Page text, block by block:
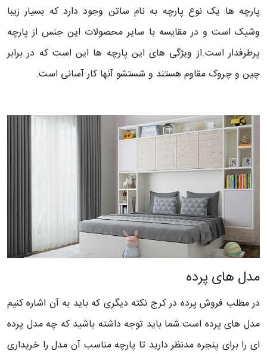
پارچه ها یک نوع پارچه به نام ساتن وجود دارد که بسیار زیبا
وشیک است و در مقایسه با سایر محصولات این جنس از پارچه
پرطرفدار است.از ویژگی های این پارچه ها این است که در برابر
چین و چروک مقاوم هستند و شستشو آنها کار آسانی است.
مدل های پرده
در مطلب فروش پرده در کرج نکته دیگری که باید به آن اشاره کنیم
مدل های پرده است.شما باید توجه داشته باشید که چه مدل پرده
ای را برای پنجره مدنظر دارید تا پارچه مناسب آن مدل را خریداری